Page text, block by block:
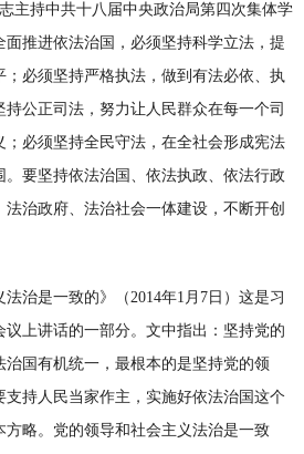
主持中共十八届中央政治局第四次集体学
面推进依法治国，必须坚持科学立法，提
必须坚持严格执法，做到有法必依、执
公正司法，努力让人民群众在每一个司
必须坚持全民守法，在全社会形成宪法
。要坚持依法治国、依法执政、依法行政
治政府、法治社会一体建设，不断开创
是一致的》（2014年1月7日）这是习
上讲话的一部分。文中指出：坚持党的
国有机统一，最根本的是坚持党的领
持人民当家作主，实施好依法治国这个
方略。党的领导和社会主义法治是一致